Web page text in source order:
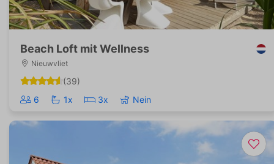
Beach Loft mit Wellness
Nieuwvliet
(39)
6
1x 3x Nein